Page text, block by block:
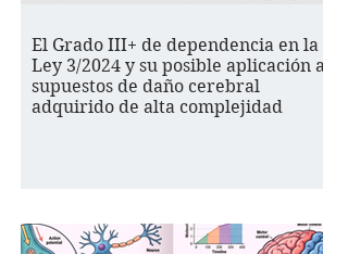
El Grado III+ de dependencia en la
Ley 3/2024 y su posible aplicación a
supuestos de daño cerebral
adquirido de alta complejidad